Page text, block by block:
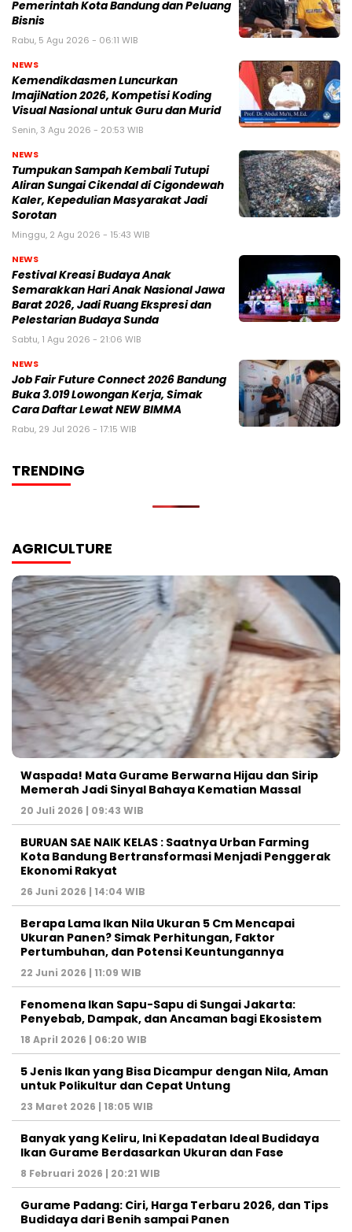
Pemerintah Kota Bandung dan Peluang
Bisnis
Rabu, 5 Agu 2026 - 06:11 WIB
NEWS
Kemendikdasmen Luncurkan
ImajiNation 2026, Kompetisi Koding
Visual Nasional untuk Guru dan Murid
Senin, 3 Agu 2026 - 20:53 WIB
NEWS
Tumpukan Sampah Kembali Tutupi
Aliran Sungai Cikendal di Cigondewah
Kaler, Kepedulian Masyarakat Jadi
Sorotan
Minggu, 2 Agu 2026 - 15:43 WIB
NEWS
Festival Kreasi Budaya Anak
Semarakkan Hari Anak Nasional Jawa
Barat 2026, Jadi Ruang Ekspresi dan
Pelestarian Budaya Sunda
Sabtu, 1 Agu 2026 - 21:06 WIB
NEWS
Job Fair Future Connect 2026 Bandung
Buka 3.019 Lowongan Kerja, Simak
Cara Daftar Lewat NEW BIMMA
Rabu, 29 Jul 2026 - 17:15 WIB
TRENDING
AGRICULTURE
Waspada! Mata Gurame Berwarna Hijau dan Sirip
Memerah Jadi Sinyal Bahaya Kematian Massal
20 Juli 2026 | 09:43 WIB
BURUAN SAE NAIK KELAS : Saatnya Urban Farming
Kota Bandung Bertransformasi Menjadi Penggerak
Ekonomi Rakyat
26 Juni 2026 | 14:04 WIB
Berapa Lama Ikan Nila Ukuran 5 Cm Mencapai
Ukuran Panen? Simak Perhitungan, Faktor
Pertumbuhan, dan Potensi Keuntungannya
22 Juni 2026 | 11:09 WIB
Fenomena Ikan Sapu-Sapu di Sungai Jakarta:
Penyebab, Dampak, dan Ancaman bagi Ekosistem
18 April 2026 | 06:20 WIB
5 Jenis Ikan yang Bisa Dicampur dengan Nila, Aman
untuk Polikultur dan Cepat Untung
23 Maret 2026 | 18:05 WIB
Banyak yang Keliru, Ini Kepadatan Ideal Budidaya
Ikan Gurame Berdasarkan Ukuran dan Fase
8 Februari 2026 | 20:21 WIB
Gurame Padang: Ciri, Harga Terbaru 2026, dan Tips
Budidaya dari Benih sampai Panen